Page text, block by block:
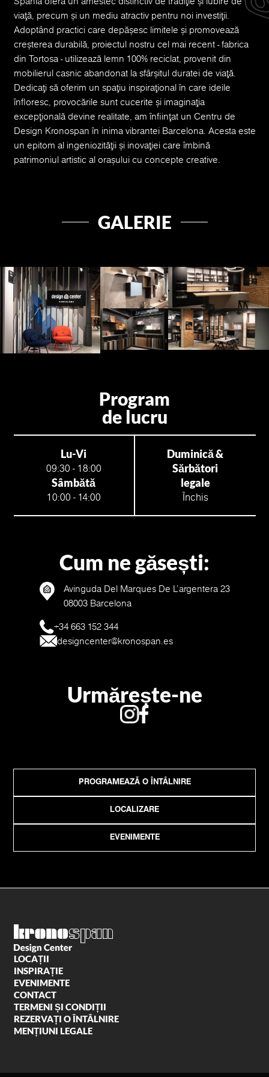
viață, precum și un mediu atractiv pentru noi investiții.
Adoptând practici care depășesc limitele și promovează
creșterea durabilă, proiectul nostru cel mai recent - fabrica
din Tortosa - utilizează lemn 100% reciclat, provenit din
mobilierul casnic abandonat la sfârșitul duratei de viață.
Dedicați să oferim un spațiu inspirațional în care ideile
înfloresc, provocările sunt cucerite și imaginația
excepțională devine realitate, am înființat un Centru de
Design Kronospan în inima vibrantei Barcelona. Acesta este
un epitom al ingeniozității și inovației care îmbină
patrimoniul artistic al orașului cu concepte creative.
GALERIE
Program
de lucru
Lu-Vi
09:30 - 18:00
Sâmbătă
10:00 - 14:00
Duminică &
Sărbători
legale
Închis
Cum ne găsești:
Avinguda Del Marques De L’argentera 23
08003 Barcelona
+34 663 152 344
designcenter@kronospan.es
Urmărește-ne
PROGRAMEAZĂ O ÎNTÂLNIRE
LOCALIZARE
EVENIMENTE
LOCAȚII
INSPIRAȚIE
EVENIMENTE
CONTACT
TERMENI ȘI CONDIȚII
REZERVAȚI O ÎNTÂLNIRE
MENȚIUNI LEGALE